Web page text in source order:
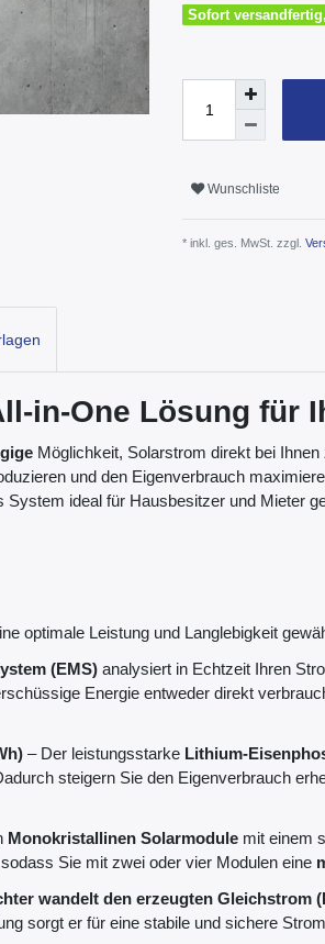
Sofort
Wunschliste
* inkl. ges. MwSt. zzgl.
in-One Lösung für
Möglichkeit, Solarstrom direkt bei
und den Eigenverbrauch
System ideal für Hausbesitzer und Mieter
optimale Leistung und Langlebigkeit
(EMS) analysiert in Echtzeit Ihren
Energie entweder direkt
– Der leistungsstarke Lithium-
steigern Sie den Eigenverbrauch
Monokristallinen Solarmodule mit einem
Sie mit zwei oder vier Modulen eine
wandelt den erzeugten Gleichstrom
sorgt er für eine stabile und sichere